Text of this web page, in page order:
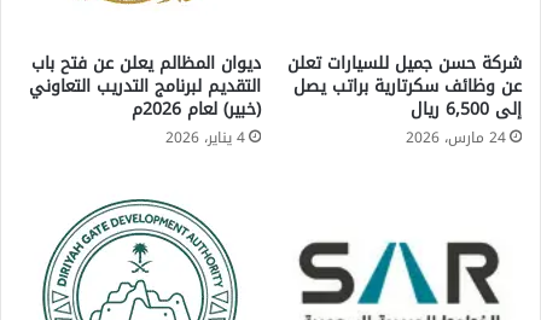
شركة حسن جميل للسيارات تعلن
عن وظائف سكرتارية براتب يصل
إلى 6,500 ريال
24 مارس، 2026
ديوان المظالم يعلن عن فتح باب
التقديم لبرنامج التدريب التعاوني
(خبير) لعام 2026م
4 يناير، 2026